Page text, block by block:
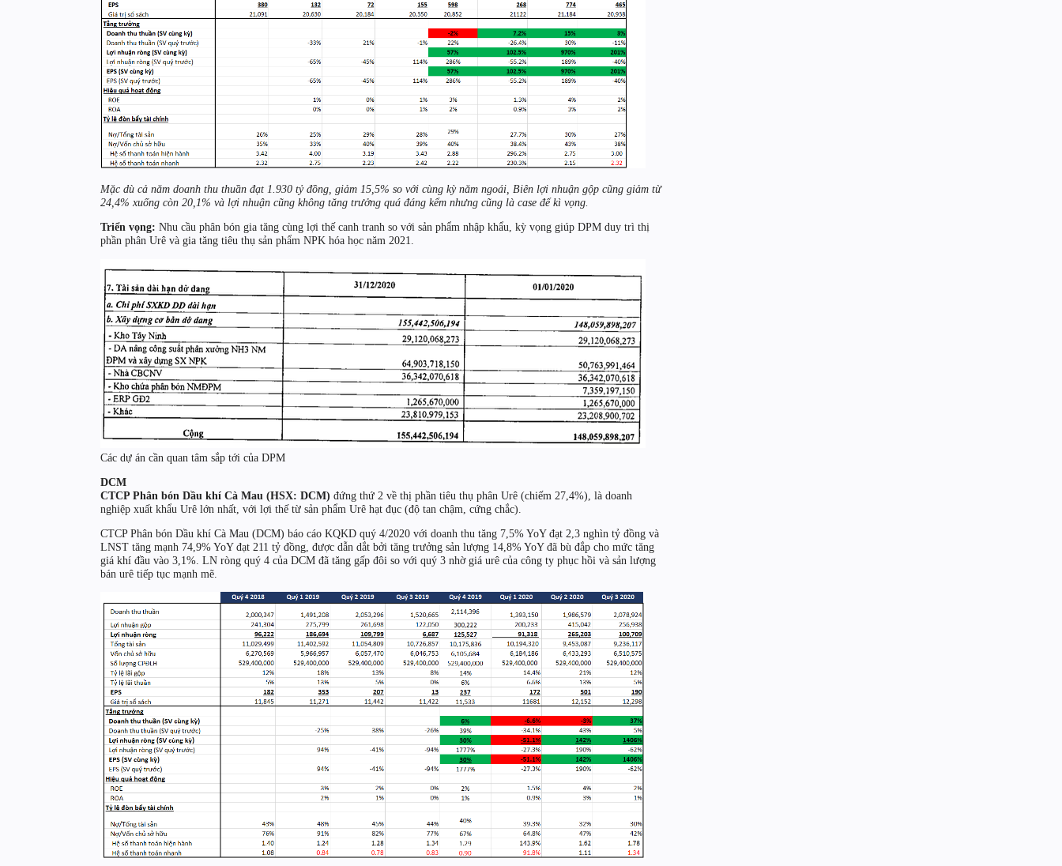
Mặc dù cả năm doanh thu thuần đạt 1.930 tỷ đồng, giảm 15,5% so với cùng kỳ năm ngoái, Biên lợi nhuận gộp cũng giảm từ
24,4% xuống còn 20,1% và lợi nhuận cũng không tăng trưởng quá đáng kểm nhưng cũng là case để kì vọng.
Triển vọng: Nhu cầu phân bón gia tăng cùng lợi thế canh tranh so với sản phẩm nhập khẩu, kỳ vọng giúp DPM duy trì thị
phần phân Urê và gia tăng tiêu thụ sản phẩm NPK hóa học năm 2021.
Các dự án cần quan tâm sắp tới của DPM
DCM
CTCP Phân bón Dầu khí Cà Mau (HSX: DCM) đứng thứ 2 về thị phần tiêu thụ phân Urê (chiếm 27,4%), là doanh
nghiệp xuất khẩu Urê lớn nhất, với lợi thế từ sản phẩm Urê hạt đục (độ tan chậm, cứng chắc).
CTCP Phân bón Dầu khí Cà Mau (DCM) báo cáo KQKD quý 4/2020 với doanh thu tăng 7,5% YoY đạt 2,3 nghìn tỷ đồng và
LNST tăng mạnh 74,9% YoY đạt 211 tỷ đồng, được dẫn dắt bởi tăng trưởng sản lượng 14,8% YoY đã bù đắp cho mức tăng
giá khí đầu vào 3,1%. LN ròng quý 4 của DCM đã tăng gấp đôi so với quý 3 nhờ giá urê của công ty phục hồi và sản lượng
bán urê tiếp tục mạnh mẽ.